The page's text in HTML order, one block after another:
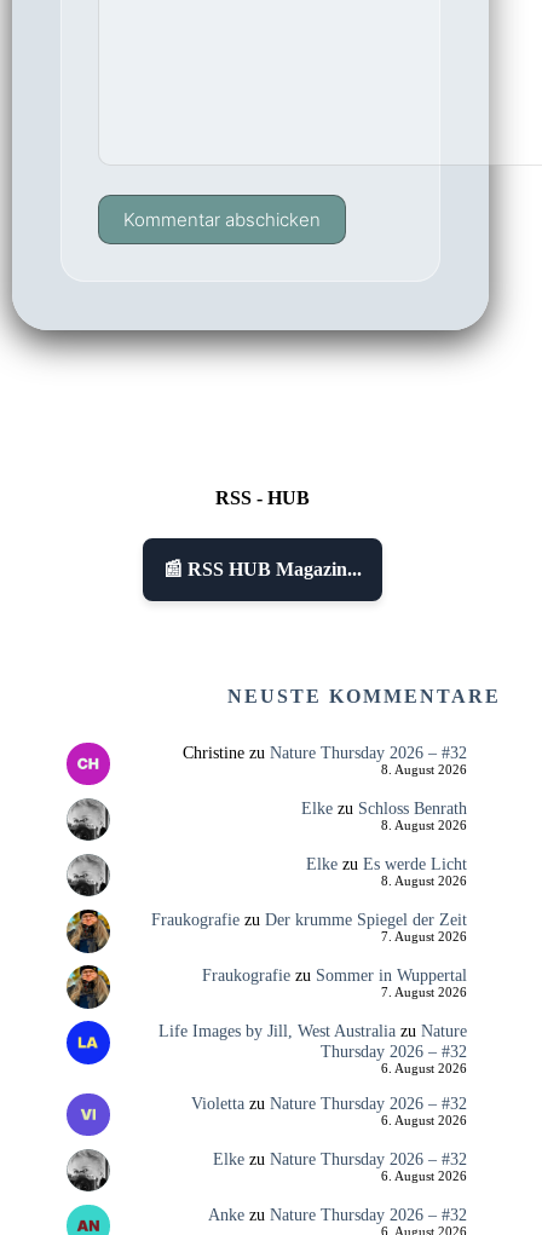
Kommentar abschicken
RSS - HUB
📰 RSS HUB Magazin...
NEUSTE KOMMENTARE
Christinezu Nature Thursday 2026 – #32
8. August 2026
Elkezu Schloss Benrath
8. August 2026
Elkezu Es werde Licht
8. August 2026
Fraukografiezu Der krumme Spiegel der Zeit
7. August 2026
Fraukografiezu Sommer in Wuppertal
7. August 2026
Life Images by Jill, West Australiazu Nature
Thursday 2026 – #32
6. August 2026
Violettazu Nature Thursday 2026 – #32
6. August 2026
Elkezu Nature Thursday 2026 – #32
6. August 2026
Ankezu Nature Thursday 2026 – #32
6. August 2026